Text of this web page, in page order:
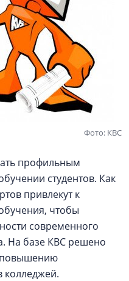
Фото: КВС
профильным
студентов. Как
привлекут к
чтобы
современного
На базе КВС решено
повышению
колледжей.